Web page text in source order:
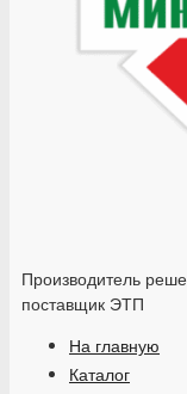
Производитель
поставщик ЭТП
На главную
Каталог